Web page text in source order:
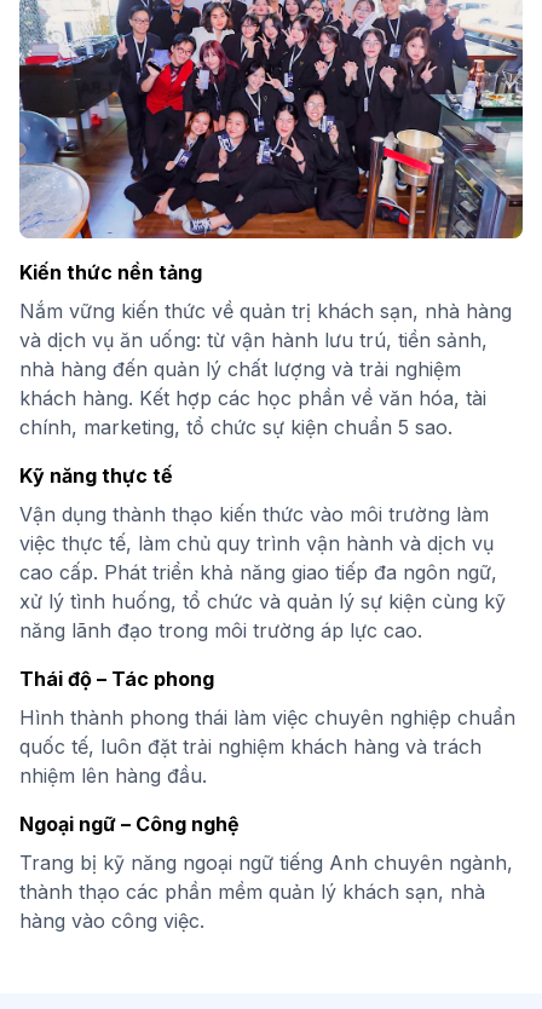
Kiến thức nền tảng
Nắm vững kiến thức về quản trị khách sạn, nhà hàng
và dịch vụ ăn uống: từ vận hành lưu trú, tiền sảnh,
nhà hàng đến quản lý chất lượng và trải nghiệm
khách hàng. Kết hợp các học phần về văn hóa, tài
chính, marketing, tổ chức sự kiện chuẩn 5 sao.
Kỹ năng thực tế
Vận dụng thành thạo kiến thức vào môi trường làm
việc thực tế, làm chủ quy trình vận hành và dịch vụ
cao cấp. Phát triển khả năng giao tiếp đa ngôn ngữ,
xử lý tình huống, tổ chức và quản lý sự kiện cùng kỹ
năng lãnh đạo trong môi trường áp lực cao.
Thái độ – Tác phong
Hình thành phong thái làm việc chuyên nghiệp chuẩn
quốc tế, luôn đặt trải nghiệm khách hàng và trách
nhiệm lên hàng đầu.
Ngoại ngữ – Công nghệ
Trang bị kỹ năng ngoại ngữ tiếng Anh chuyên ngành,
thành thạo các phần mềm quản lý khách sạn, nhà
hàng vào công việc.